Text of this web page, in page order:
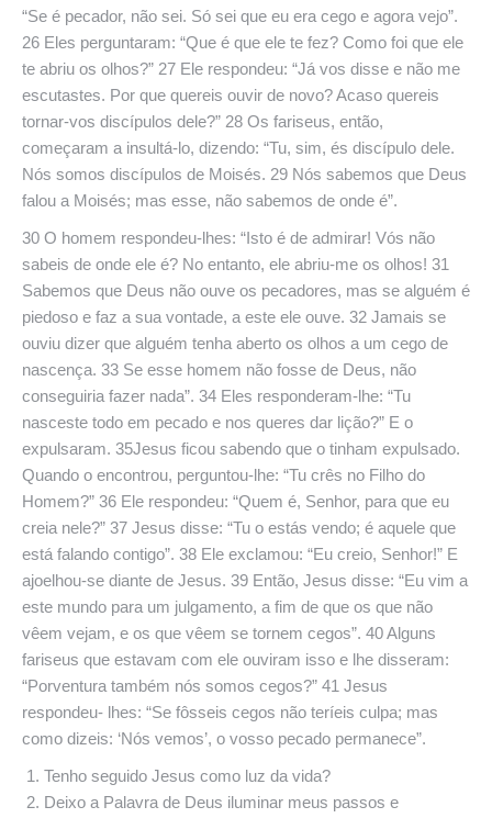
“Se é pecador, não sei. Só sei que eu era cego e agora vejo”.
26 Eles perguntaram: “Que é que ele te fez? Como foi que ele
te abriu os olhos?” 27 Ele respondeu: “Já vos disse e não me
escutastes. Por que quereis ouvir de novo? Acaso quereis
tornar-vos discípulos dele?” 28 Os fariseus, então,
começaram a insultá-lo, dizendo: “Tu, sim, és discípulo dele.
Nós somos discípulos de Moisés. 29 Nós sabemos que Deus
falou a Moisés; mas esse, não sabemos de onde é”.
30 O homem respondeu-lhes: “Isto é de admirar! Vós não
sabeis de onde ele é? No entanto, ele abriu-me os olhos! 31
Sabemos que Deus não ouve os pecadores, mas se alguém é
piedoso e faz a sua vontade, a este ele ouve. 32 Jamais se
ouviu dizer que alguém tenha aberto os olhos a um cego de
nascença. 33 Se esse homem não fosse de Deus, não
conseguiria fazer nada”. 34 Eles responderam-lhe: “Tu
nasceste todo em pecado e nos queres dar lição?” E o
expulsaram. 35Jesus ficou sabendo que o tinham expulsado.
Quando o encontrou, perguntou-lhe: “Tu crês no Filho do
Homem?” 36 Ele respondeu: “Quem é, Senhor, para que eu
creia nele?” 37 Jesus disse: “Tu o estás vendo; é aquele que
está falando contigo”. 38 Ele exclamou: “Eu creio, Senhor!” E
ajoelhou-se diante de Jesus. 39 Então, Jesus disse: “Eu vim a
este mundo para um julgamento, a fim de que os que não
vêem vejam, e os que vêem se tornem cegos”. 40 Alguns
fariseus que estavam com ele ouviram isso e lhe disseram:
“Porventura também nós somos cegos?” 41 Jesus
respondeu- lhes: “Se fôsseis cegos não teríeis culpa; mas
como dizeis: ‘Nós vemos’, o vosso pecado permanece”.
Tenho seguido Jesus como luz da vida?
Deixo a Palavra de Deus iluminar meus passos e